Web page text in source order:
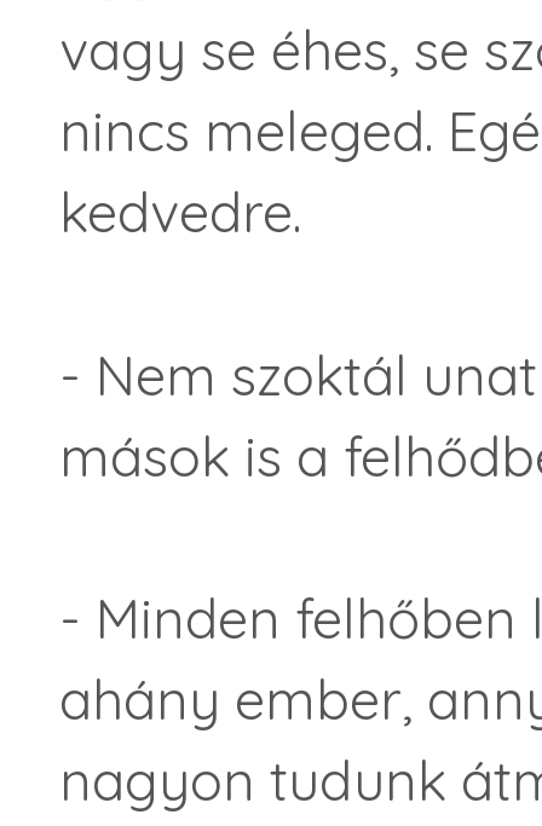
vagy se éhes, se
nincs meleged.
kedvedre.
- Nem szoktál
mások is a
- Minden
ahány ember,
nagyon tudunk